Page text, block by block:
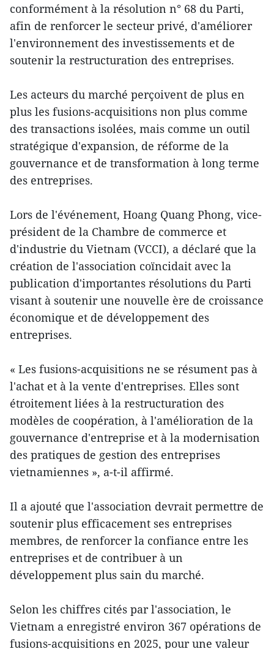
conformément à la résolution n° 68 du Parti,
afin de renforcer le secteur privé, d'améliorer
l'environnement des investissements et de
soutenir la restructuration des entreprises.
Les acteurs du marché perçoivent de plus en
plus les fusions-acquisitions non plus comme
des transactions isolées, mais comme un outil
stratégique d'expansion, de réforme de la
gouvernance et de transformation à long terme
des entreprises.
Lors de l'événement, Hoang Quang Phong, vice-
président de la Chambre de commerce et
d'industrie du Vietnam (VCCI), a déclaré que la
création de l'association coïncidait avec la
publication d'importantes résolutions du Parti
visant à soutenir une nouvelle ère de croissance
économique et de développement des
entreprises.
« Les fusions-acquisitions ne se résument pas à
l'achat et à la vente d'entreprises. Elles sont
étroitement liées à la restructuration des
modèles de coopération, à l'amélioration de la
gouvernance d'entreprise et à la modernisation
des pratiques de gestion des entreprises
vietnamiennes », a-t-il affirmé.
Il a ajouté que l'association devrait permettre de
soutenir plus efficacement ses entreprises
membres, de renforcer la confiance entre les
entreprises et de contribuer à un
développement plus sain du marché.
Selon les chiffres cités par l'association, le
Vietnam a enregistré environ 367 opérations de
fusions-acquisitions en 2025, pour une valeur